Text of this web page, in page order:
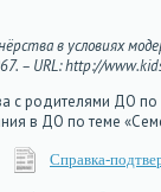
в условиях
– URL: http://
с родителями ДО
в ДО по теме
Справка-